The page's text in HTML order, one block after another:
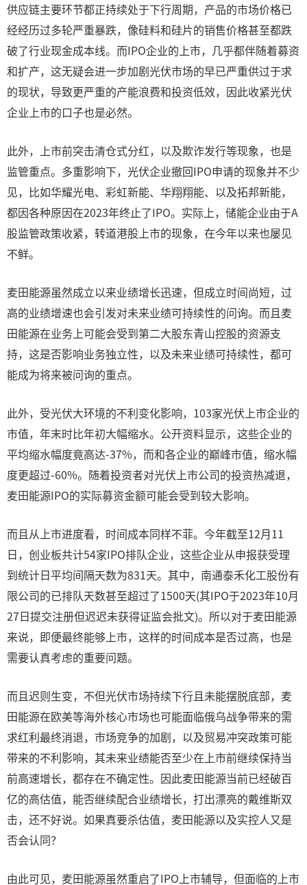
供应链主要环节都正持续处于下行周期，产品的市场价格已
经经历过多轮严重暴跌，像硅料和硅片的销售价格甚至都跌
破了行业现金成本线。而IPO企业的上市，几乎都伴随着募资
和扩产，这无疑会进一步加剧光伏市场的早已严重供过于求
的现状，导致更严重的产能浪费和投资低效，因此收紧光伏
企业上市的口子也是必然。
此外，上市前突击清仓式分红，以及欺诈发行等现象，也是
监管重点。多重影响下，光伏企业撤回IPO申请的现象并不少
见，比如华耀光电、彩虹新能、华翔翔能、以及拓邦新能，
都因各种原因在2023年终止了IPO。实际上，储能企业由于A
股监管政策收紧，转道港股上市的现象，在今年以来也屡见
不鲜。
麦田能源虽然成立以来业绩增长迅速，但成立时间尚短，过
高的业绩增速也会引发对未来业绩可持续性的问询。而且麦
田能源在业务上可能会受到第二大股东青山控股的资源支
持，这是否影响业务独立性，以及未来业绩可持续性，都可
能成为将来被问询的重点。
此外，受光伏大环境的不利变化影响，103家光伏上市企业的
市值，年末时比年初大幅缩水。公开资料显示，这些企业的
平均缩水幅度竟高达-37%，而和各企业的巅峰市值，缩水幅
度更超过-60%。随着投资者对光伏上市公司的投资热减退，
麦田能源IPO的实际募资金额可能会受到较大影响。
而且从上市进度看，时间成本同样不菲。今年截至12月11
日，创业板共计54家IPO排队企业，这些企业从申报获受理
到统计日平均间隔天数为831天。其中，南通泰禾化工股份有
限公司的已排队天数甚至超过了1500天(其IPO于2023年10月
27日提交注册但迟迟未获得证监会批文)。所以对于麦田能源
来说，即便最终能够上市，这样的时间成本是否过高，也是
需要认真考虑的重要问题。
而且迟则生变，不但光伏市场持续下行且未能摆脱底部，麦
田能源在欧美等海外核心市场也可能面临俄乌战争带来的需
求红利最终消退，市场竞争的加剧，以及贸易冲突政策可能
带来的不利影响，其未来业绩能否至少在上市前继续保持当
前高速增长，都存在不确定性。因此麦田能源当前已经破百
亿的高估值，能否继续配合业绩增长，打出漂亮的戴维斯双
击，还不好说。如果真要杀估值，麦田能源以及实控人又是
否会认同？
由此可见，麦田能源虽然重启了IPO上市辅导，但面临的上市